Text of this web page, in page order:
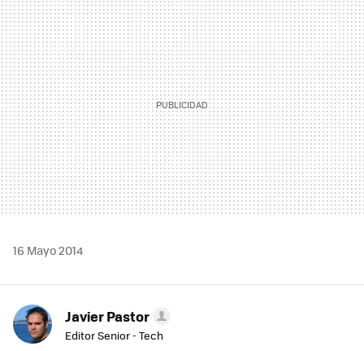
MAIL
16 Mayo 2014
Javier Pastor
Editor Senior - Tech